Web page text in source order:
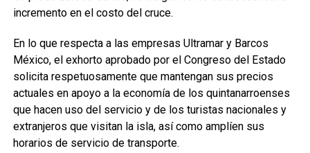
incremento en el costo del cruce.
En lo que respecta a las empresas Ultramar y Barcos
México, el exhorto aprobado por el Congreso del Estado
solicita respetuosamente que mantengan sus precios
actuales en apoyo a la economía de los quintanarroenses
que hacen uso del servicio y de los turistas nacionales y
extranjeros que visitan la isla, así como amplíen sus
horarios de servicio de transporte.